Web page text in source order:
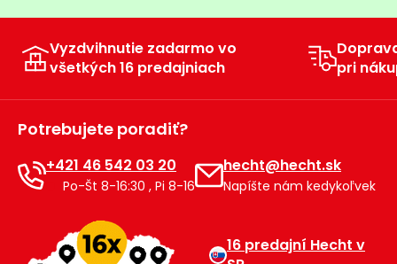
Vyzdvihnutie zadarmo vo
všetkých 16 predajniach
pri
Potrebujete poradiť?
+421 46 542 03 20
Po-Št 8-16:30 , Pi 8-16
hecht@hecht.sk
Napíšte nám kedykoľvek
16 predajní Hecht v